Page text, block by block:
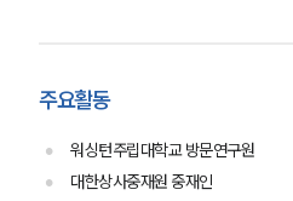
주요활동
워싱턴주립대학교 방문연구원
대한상사중재원 중재인